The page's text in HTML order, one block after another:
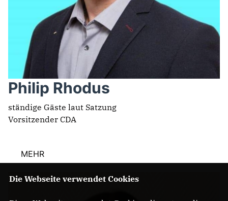
Philip Rhodus
ständige Gäste laut Satzung
Vorsitzender CDA
MEHR
Die Webseite verwendet Cookies